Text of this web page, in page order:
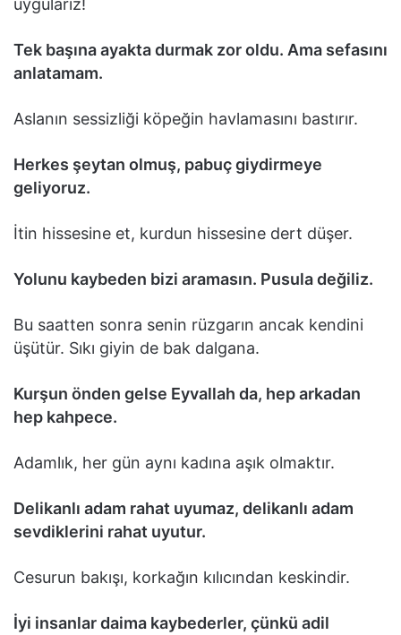
uygularız!
Tek başına ayakta durmak zor oldu. Ama sefasını
anlatamam.
Aslanın sessizliği köpeğin havlamasını bastırır.
Herkes şeytan olmuş, pabuç giydirmeye
geliyoruz.
İtin hissesine et, kurdun hissesine dert düşer.
Yolunu kaybeden bizi aramasın. Pusula değiliz.
Bu saatten sonra senin rüzgarın ancak kendini
üşütür. Sıkı giyin de bak dalgana.
Kurşun önden gelse Eyvallah da, hep arkadan
hep kahpece.
Adamlık, her gün aynı kadına aşık olmaktır.
Delikanlı adam rahat uyumaz, delikanlı adam
sevdiklerini rahat uyutur.
Cesurun bakışı, korkağın kılıcından keskindir.
İyi insanlar daima kaybederler, çünkü adil